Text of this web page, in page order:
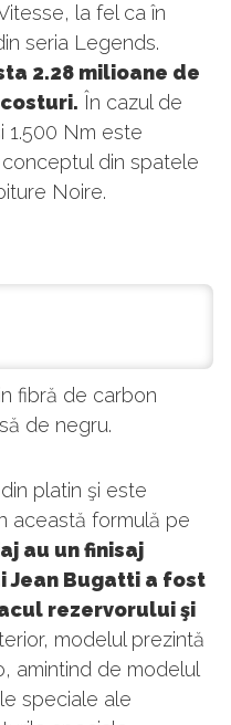
la fel ca în
seria Legends.
2.28 milioane de
În cazul de
1.500 Nm este
din spatele
Noire.
fibră de carbon
de negru.
platin şi este
această formulă pe
au un finisaj
Jean Bugatti a fost
rezervorului şi
modelul prezintă
amintind de modelul
speciale ale